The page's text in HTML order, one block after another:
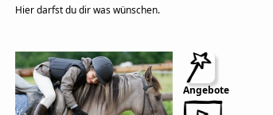
Hier darfst du dir was wünschen.
Angebote